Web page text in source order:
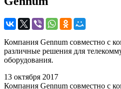
Компания Gennum совместно с
различные решения для
оборудования.
13 октября 2017
Компания Gennum совместно с